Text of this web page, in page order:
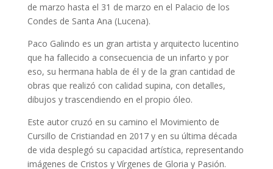
de marzo hasta el 31 de marzo en el Palacio de los
Condes de Santa Ana (Lucena).
Paco Galindo es un gran artista y arquitecto lucentino
que ha fallecido a consecuencia de un infarto y por
eso, su hermana habla de él y de la gran cantidad de
obras que realizó con calidad supina, con detalles,
dibujos y trascendiendo en el propio óleo.
Este autor cruzó en su camino el Movimiento de
Cursillo de Cristiandad en 2017 y en su última década
de vida desplegó su capacidad artística, representando
imágenes de Cristos y Vírgenes de Gloria y Pasión.